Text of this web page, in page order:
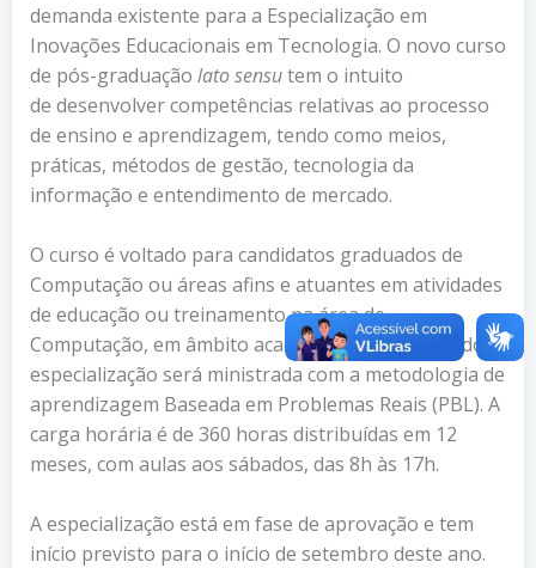
demanda existente para a Especialização em
Inovações Educacionais em Tecnologia. O novo curso
de pós-graduação lato sensutem o intuito
de desenvolver competências relativas ao processo
de ensino e aprendizagem, tendo como meios,
práticas, métodos de gestão, tecnologia da
informação e entendimento de mercado.
O curso é voltado para candidatos graduados de
Computação ou áreas afins e atuantes em atividades
de educação ou treinamento na área de
Computação, em âmbito acadêmico ou de mercado. A
especialização será ministrada com a metodologia de
aprendizagem Baseada em Problemas Reais (PBL). A
carga horária é de 360 horas distribuídas em 12
meses, com aulas aos sábados, das 8h às 17h.
A especialização está em fase de aprovação e tem
início previsto para o início de setembro deste ano.